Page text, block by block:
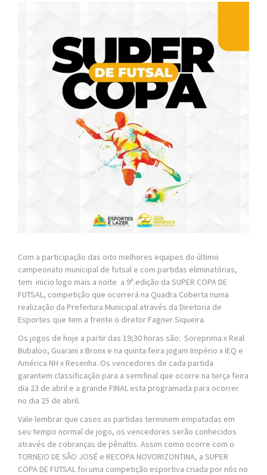
Com a participação das oito melhores equipes do último
campeonato municipal de futsal e com partidas eliminatórias,
tem inicio logo mais a noite a 9ª.edição da SUPER COPA DE
FUTSAL, competição que ocorrerá na Quadra Coberta numa
realização da Prefeitura Municipal através da Diretoria de
Esportes que tem a frente o diretor Fagner Siqueira.
Os jogos de hoje a partir das 19;30 horas são: Soreprima x Real
Bubaloo, Guarani x Bronx e na quinta feira jogam Império x IEQ e
América NH x Resenha. Os vencedores de cada partida
garantem classificação para a semifinal que ocorre na terça feira
dia 23 de abril e a grande FINAL esta programada para ocorrer
no dia 25 de abril.
Vale lembrar que casos as partidas terminem empatadas em
seu tempo normal de jogo, os vencedores serão conhecidos
através de cobranças de pênaltis. Assim como ocorre com o
TORNEIO DE SÃO JOSÉ e RECOPA NOVORIZONTINA, a SUPER
COPA DE FUTSAL foi uma competição esportiva criada por nós no